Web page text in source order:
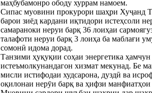
маҳбубамонро ободу хуррам намоем.
Сипас муовини прокурори шаҳри Хуҷанд
барои зиёд кардани иқтидори истеҳсоли
самараноки неруи барқ 36 лоиҳаи
талафоти неруи барқ 3 лоиҳа ба маблағи
сомонӣ идома дорад.
Танзими ҳуқуқии соҳаи энергетика
истеъмолкунандагон хизмат мекунад. Бе
мисли истифодаи худсарона, дуздӣ ва
оқилонаи нерӯи барқ ва ҳифзи